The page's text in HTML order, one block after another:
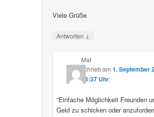
Viele Grüße
Antworten ↓
Mat
schriebam 1. September
23:37 Uhr:
“Einfache Möglichkeit Freunden
Geld zu schicken oder